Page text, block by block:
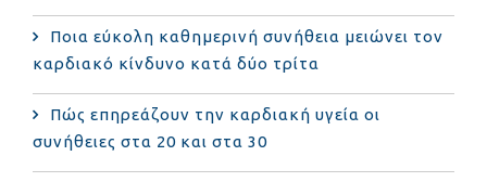
Ποια εύκολη καθημερινή συνήθεια μειώνει τον
καρδιακό κίνδυνο κατά δύο τρίτα
Πώς επηρεάζουν την καρδιακή υγεία οι
συνήθειες στα 20 και στα 30